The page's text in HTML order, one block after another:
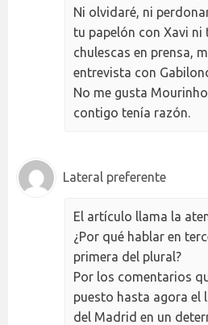
Ni olvidaré, ni
tu papelón con Xavi ni
chulescas en prensa,
entrevista con
No me gusta
contigo tenía razón.
Lateral preferente
El artículo llama la
¿Por qué hablar en
primera del plural?
Por los comentarios
puesto hasta agora el
del Madrid en un